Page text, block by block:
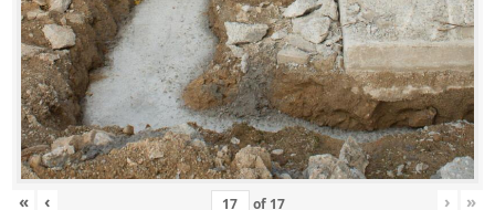
« ‹ of 17 › »